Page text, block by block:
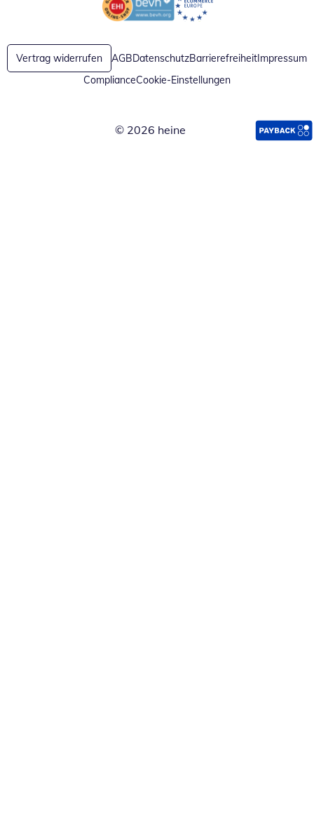
Öffnet in neuem FensterÖffnet in neuem Fenster
Vertrag widerrufen AGBDatenschutzBarrierefreiheitImpressum
ComplianceCookie-Einstellungen
© 2026 heine